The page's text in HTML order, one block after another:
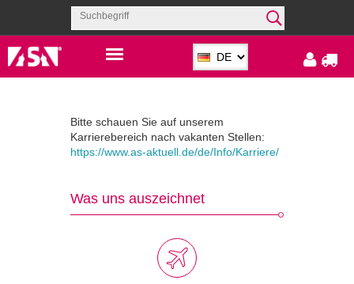
Bitte schauen Sie auf unserem
Karrierebereich nach vakanten Stellen:
https://www.as-aktuell.de/de/Info/Karriere/
Was uns auszeichnet